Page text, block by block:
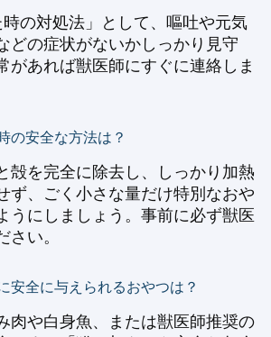
時の対処法」として、嘔吐や元気
どの症状がないかしっかり見守
があれば獣医師にすぐに連絡しま
の安全な方法は？
殻を完全に除去し、しっかり加熱
ず、ごく小さな量だけ特別なおや
うにしましょう。事前に必ず獣医
さい。
安全に与えられるおやつは？
肉や白身魚、または獣医師推奨の